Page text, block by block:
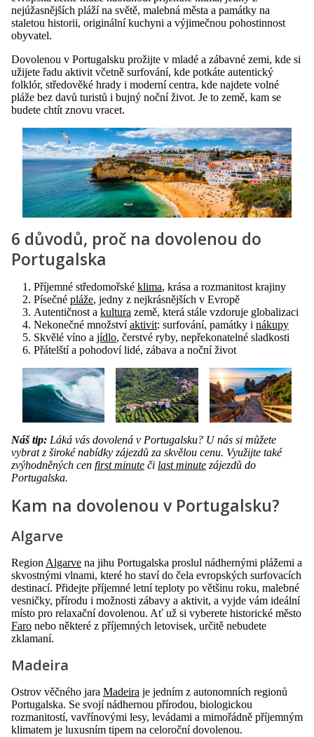
nejúžasnějších pláží na světě, malebná města a památky na
staletou historii, originální kuchyni a výjimečnou pohostinnost
obyvatel.
Dovolenou v Portugalsku prožijte v mladé a zábavné zemi, kde si
užijete řadu aktivit včetně surfování, kde potkáte autentický
folklór, středověké hrady i moderní centra, kde najdete volné
pláže bez davů turistů i bujný noční život. Je to země, kam se
budete chtít znovu vracet.
6 důvodů, proč na dovolenou do
Portugalska
Příjemné středomořské klima, krása a rozmanitost krajiny
Písečné pláže, jedny z nejkrásnějších v Evropě
Autentičnost a kultura země, která stále vzdoruje globalizaci
Nekonečné množstvíaktivit: surfování, památky i nákupy
Skvělé víno a jídlo, čerstvé ryby, nepřekonatelné sladkosti
Přátelští a pohodoví lidé, zábava a noční život
Náš tip: Láká vás dovolená v Portugalsku? U nás si můžete
vybrat z široké nabídky zájezdů za skvělou cenu. Využijte také
zvýhodněných cen first minute či last minute zájezdů do
Portugalska.
Kam na dovolenou v Portugalsku?
Algarve
Region Algarve na jihu Portugalska proslul nádhernými plážemi a
skvostnými vlnami, které ho staví do čela evropských surfovacích
destinací. Přidejte příjemné letní teploty po většinu roku, malebné
vesničky, přírodu i možnosti zábavy a aktivit, a vyjde vám ideální
místo pro relaxační dovolenou. Ať už si vyberete historické město
Faro nebo některé z příjemných letovisek, určitě nebudete
zklamaní.
Madeira
Ostrov věčného jara Madeira je jedním z autonomních regionů
Portugalska. Se svojí nádhernou přírodou, biologickou
rozmanitostí, vavřínovými lesy, levádami a mimořádně příjemným
klimatem je luxusním tipem na celoroční dovolenou.